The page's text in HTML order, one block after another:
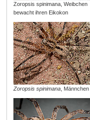
Zoropsis spinimana, Weibchen
bewacht ihren Eikokon
Zoropsis spinimana, Männchen